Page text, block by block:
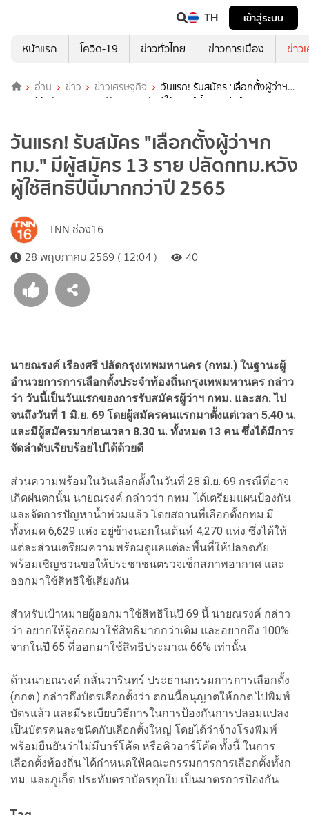
TH
เข้าสู่ระบบ
หน้าแรก
โควิด-19 ข่าวทั่วไทย ข่าวการเมือง ข่าว
อ่าน ข่าว ข่าวเศรษฐกิจ
วันแรก! รับสมัคร "เลือกตั้งผู้ว่าฯก
ทม." มีผู้สมัคร 13 ราย ปลัดกทม.หวังผู้ใช้สิทธิปีนี้มากกว่าปี 2565
วันแรก! รับสมัคร "เลือกตั้งผู้ว่าฯก
ทม." มีผู้สมัคร 13 ราย ปลัดกทม.หวัง
ผู้ใช้สิทธิปีนี้มากกว่าปี 2565
TNN ช่อง16
28 พฤษภาคม 2569 ( 12:04 )
40
นายณรงค์ เรืองศรี ปลัดกรุงเทพมหานคร (กทม.) ในฐานะผู้
อำนวยการการเลือกตั้งประจำท้องถิ่นกรุงเทพมหานคร กล่าว
ว่า วันนี้เป็นวันแรกของการรับสมัครผู้ว่าฯ กทม. และสก. ไป
จนถึงวันที่ 1 มิ.ย. 69 โดยผู้สมัครคนแรกมาตั้งแต่เวลา 5.40 น.
และมีผู้สมัครมาก่อนเวลา 8.30 น. ทั้งหมด 13 คน ซึ่งได้มีการ
จัดลำดับเรียบร้อยไปได้ด้วยดี
ส่วนความพร้อมในวันเลือกตั้งในวันที่ 28 มิ.ย. 69 กรณีที่อาจ
เกิดฝนตกนั้น นายณรงค์ กล่าวว่า กทม. ได้เตรียมแผนป้องกัน
และจัดการปัญหาน้ำท่วมแล้ว โดยสถานที่เลือกตั้งกทม.มี
ทั้งหมด 6,629 แห่ง อยู่ข้างนอกในเต้นท์ 4,270 แห่ง ซึ่งได้ให้
แต่ละส่วนเตรียมความพร้อมดูแลแต่ละพื้นที่ให้ปลอดภัย
พร้อมเชิญชวนขอให้ประชาชนตรวจเช็กสภาพอากาศ และ
ออกมาใช้สิทธิใช้เสียงกัน
สำหรับเป้าหมายผู้ออกมาใช้สิทธิในปี 69 นี้ นายณรงค์ กล่าว
ว่า อยากให้ผู้ออกมาใช้สิทธิมากกว่าเดิม และอยากถึง 100%
จากในปี 65 ที่ออกมาใช้สิทธิประมาณ 66% เท่านั้น
ด้านนายณรงค์ กลั่นวารินทร์ ประธานกรรมการการเลือกตั้ง
(กกต.) กล่าวถึงบัตรเลือกตั้งว่า ตอนนี้อนุญาตให้กกต.ไปพิมพ์
บัตรแล้ว และมีระเบียบวิธีการในการป้องกันการปลอมแปลง
เป็นบัตรคนละชนิดกับเลือกตั้งใหญ่ โดยได้ว่าจ้างโรงพิมพ์
พร้อมยืนยันว่าไม่มีบาร์โค้ด หรือคิวอาร์โค้ด ทั้งนี้ ในการ
เลือกตั้งท้องถิ่น ได้กำหนดใฟ้คณะกรรมการการเลือกตั้งทั้งก
ทม. และภูเก็ต ประทับตราบัตรทุกใบ เป็นมาตรการป้องกัน